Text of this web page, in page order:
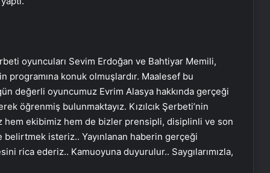
oyuncuları Sevim Erdoğan ve Bahtiyar Memili,
programına konuk olmuşlardır. Maalesef bu
değerli oyuncumuz Evrim Alasya hakkında gerçeği
öğrenmiş bulunmaktayız. Kızılcık Şerbeti’nin
hem ekibimiz hem de bizler prensipli, disiplinli ve son
belirtmek isteriz.. Yayınlanan haberin gerçeği
rica ederiz.. Kamuoyuna duyurulur.. Saygılarımızla,
Ortopodoloji İle Diyabetik Ayak
Yarası Tedavisi